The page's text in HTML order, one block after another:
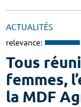
ACTUALITÉS
relevance:
Tous
femmes,
la MDF